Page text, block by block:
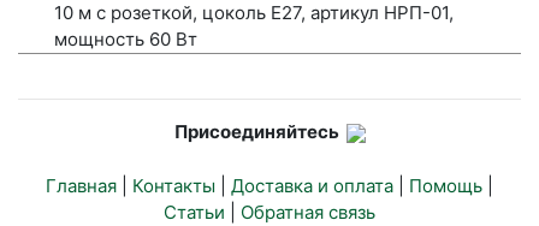
10 м с розеткой, цоколь Е27, артикул НРП-01,
мощность 60 Вт
Присоединяйтесь
Главная Контакты Доставка и оплата Помощь
Статьи
Обратная связь